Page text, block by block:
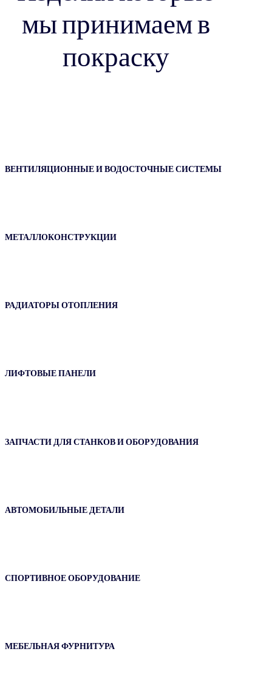
мы принимаем в
покраску
ВЕНТИЛЯЦИОННЫЕ И ВОДОСТОЧНЫЕ СИСТЕМЫ
МЕТАЛЛОКОНСТРУКЦИИ
РАДИАТОРЫ ОТОПЛЕНИЯ
ЛИФТОВЫЕ ПАНЕЛИ
ЗАПЧАСТИ ДЛЯ СТАНКОВ И ОБОРУДОВАНИЯ
АВТОМОБИЛЬНЫЕ ДЕТАЛИ
СПОРТИВНОЕ ОБОРУДОВАНИЕ
МЕБЕЛЬНАЯ ФУРНИТУРА